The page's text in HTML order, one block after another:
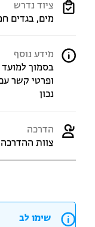
ציוד נדרש
מים, בגדים
מידע נוסף
בסמוך למועד
ופרטי קשר
נכון
הדרכה
צוות
שימו לב